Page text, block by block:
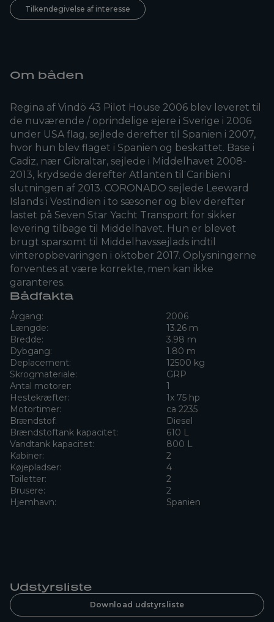
Tilkendegivelse af interesse
Om båden
Regina af Vindö 43 Pilot House 2006 blev leveret til
de nuværende / oprindelige ejere i Sverige i 2006
under USA flag, sejlede derefter til Spanien i 2007,
hvor hun blev flaget i Spanien og beskattet. Base i
Cadiz, nær Gibraltar, sejlede i Middelhavet 2008-
2013, krydsede derefter Atlanten til Caribien i
slutningen af 2013. CORONADO sejlede Leeward
Islands i Vestindien i to sæsoner og blev derefter
lastet på Seven Star Yacht Transport for sikker
levering tilbage til Middelhavet. Hun er blevet
brugt sparsomt til Middelhavssejlads indtil
vinteropbevaringen i oktober 2017. Oplysningerne
forventes at være korrekte, men kan ikke
garanteres.
Bådfakta
Årgang:
2006
Længde:
13.26 m
Bredde:
3.98 m
Dybgang:
1.80 m
Deplacement:
12500 kg
Skrogmateriale:
GRP
Antal motorer:
1
Hestekræfter:
1x 75 hp
Motortimer:
ca 2235
Brændstof:
Diesel
Brændstoftank kapacitet:
610 L
Vandtank kapacitet:
800 L
Kabiner:
2
Køjepladser:
4
Toiletter:
2
Brusere:
2
Hjemhavn:
Spanien
Udstyrsliste
Download udstyrsliste